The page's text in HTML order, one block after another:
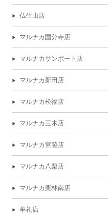
仏生山店
マルナカ国分寺店
マルナカサンポート店
マルナカ新田店
マルナカ松福店
マルナカ三木店
マルナカ宮脇店
マルナカ八栗店
マルナカ栗林南店
牟礼店